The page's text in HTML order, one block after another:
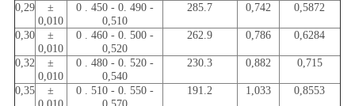
0,29
±
0,010
0 . 450 - 0. 490 -
0,510
285.7 0,742 0,5872
0,30
±
0,010
0 . 460 - 0. 500 -
0,520
262.9 0,786 0,6284
0,32
±
0,010
0 . 480 - 0. 520 -
0,540
230.3 0,882 0,715
0,35
±
0 . 510 - 0. 550 -
191.2 1,033 0,8553